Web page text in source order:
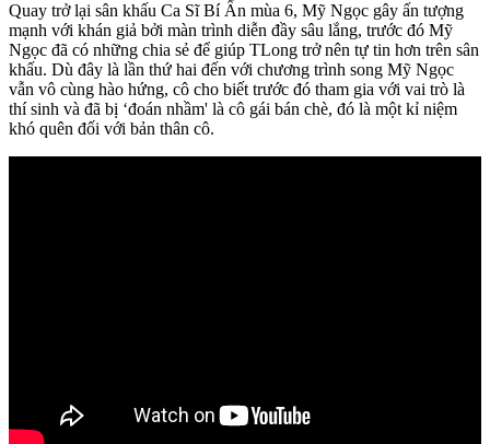
Quay trở lại sân khấu Ca Sĩ Bí Ẩn mùa 6, Mỹ Ngọc gây ấn tượng
mạnh với khán giả bởi màn trình diễn đầy sâu lắng, trước đó Mỹ
Ngọc đã có những chia sẻ để giúp TLong trở nên tự tin hơn trên sân
khấu. Dù đây là lần thứ hai đến với chương trình song Mỹ Ngọc
vẫn vô cùng hào hứng, cô cho biết trước đó tham gia với vai trò là
thí sinh và đã bị ‘đoán nhầm' là cô gái bán chè, đó là một kỉ niệm
khó quên đối với bản thân cô.